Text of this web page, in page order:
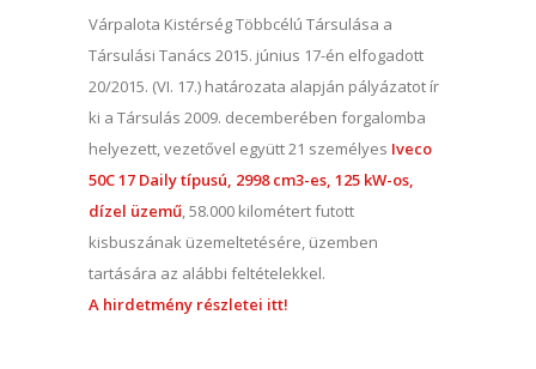
Várpalota Kistérség Többcélú Társulása a
Társulási Tanács 2015. június 17-én elfogadott
20/2015. (VI. 17.) határozata alapján pályázatot ír
ki a Társulás 2009. decemberében forgalomba
helyezett, vezetővel együtt 21 személyes Iveco
50C 17 Daily típusú, 2998 cm3-es, 125 kW-os,
dízel üzemű, 58.000 kilométert futott
kisbuszának üzemeltetésére, üzemben
tartására az alábbi feltételekkel.
A hirdetmény részletei itt!